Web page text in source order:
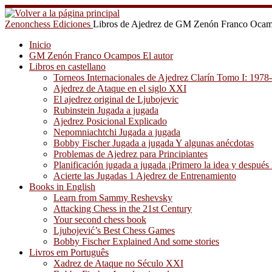
Saltar
al
contenido
Zenonchess Ediciones Libros de Ajedrez de GM Zenón Franco
Inicio
GM Zenón Franco Ocampos El autor
Libros en castellano
Torneos Internacionales de Ajedrez Clarín Tomo I:
Ajedrez de Ataque en el siglo XXI
El ajedrez original de Ljubojevic
Rubinstein Jugada a jugada
Ajedrez Posicional Explicado
Nepomniachtchi Jugada a jugada
Bobby Fischer Jugada a jugada Y algunas anécdotas
Problemas de Ajedrez para Principiantes
Planificación jugada a jugada ¡Primero la idea y después
Acierte las Jugadas 1 Ajedrez de Entrenamiento
Books in English
Learn from Sammy Reshevsky
Attacking Chess in the 21st Century
Your second chess book
Ljubojević’s Best Chess Games
Bobby Fischer Explained And some stories
Livros em Português
Xadrez de Ataque no Século XXI